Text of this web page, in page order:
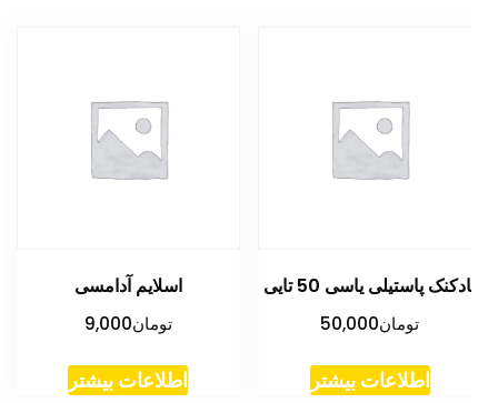
پاستیلی یاسی 50 تایی
تومان50,000
اطلاعات بیشتر
اسلایم آدامسی
تومان9,000
اطلاعات بیشتر